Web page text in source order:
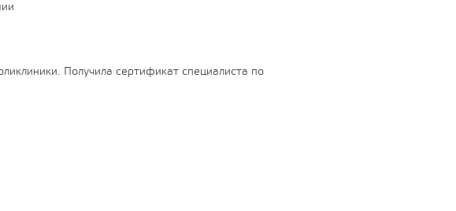
Получила сертификат специалиста по